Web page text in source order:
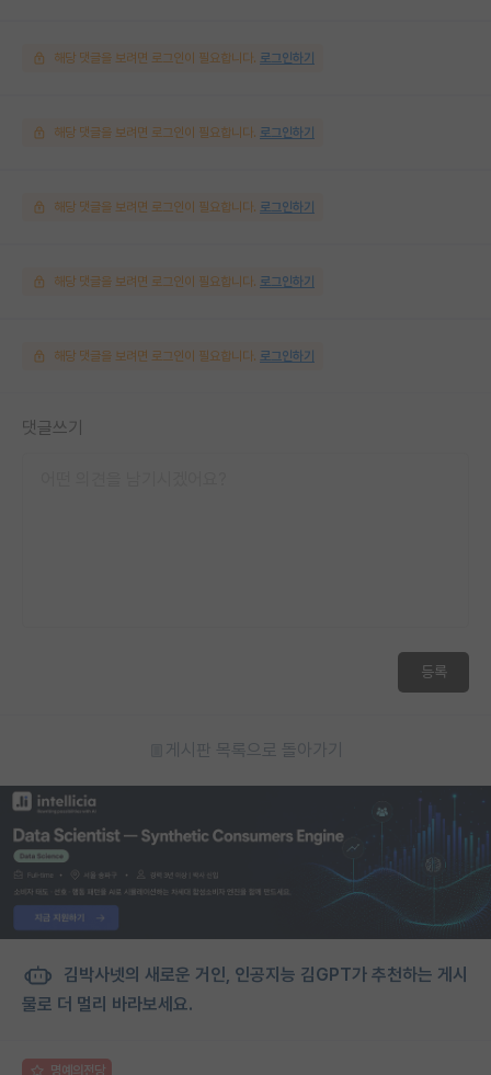
해당 댓글을 보려면 로그인이 필요합니다. 로그인하기
해당 댓글을 보려면 로그인이 필요합니다. 로그인하기
해당 댓글을 보려면 로그인이 필요합니다. 로그인하기
해당 댓글을 보려면 로그인이 필요합니다. 로그인하기
해당 댓글을 보려면 로그인이 필요합니다. 로그인하기
댓글쓰기
등록
게시판 목록으로 돌아가기
김박사넷의 새로운 거인, 인공지능 김GPT가 추천하는 게시
물로 더 멀리 바라보세요.
명예의전당